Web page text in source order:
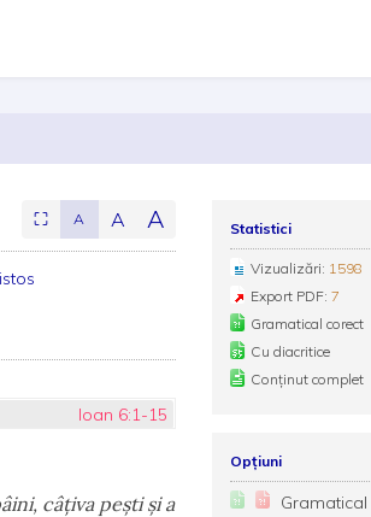
⛶ A A A
Ioan 6:1-15
câţiva peşti şi a
Statistici
Vizualizări: 1598
Export PDF: 7
Gramatical corect
Cu diacritice
Conținut complet
Opțiuni
Gramatical